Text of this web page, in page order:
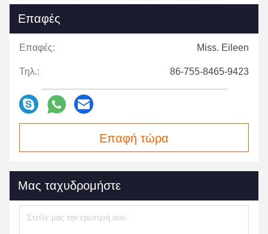
Επαφές
Επαφές: Miss. Eileen
Τηλ.: 86-755-8465-9423
Επαφή τώρα
Μας ταχυδρομήστε